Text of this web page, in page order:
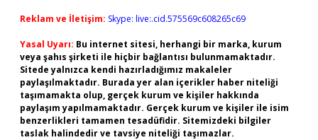
Reklam ve İletişim: Skype: live:.cid.575569c608265c69
Yasal Uyarı: Bu internet sitesi, herhangi bir marka, kurum
veya şahıs şirketi ile hiçbir bağlantısı bulunmamaktadır.
Sitede yalnızca kendi hazırladığımız makaleler
paylaşılmaktadır. Burada yer alan içerikler haber niteliği
taşımamakta olup, gerçek kurum ve kişiler hakkında
paylaşım yapılmamaktadır. Gerçek kurum ve kişiler ile isim
benzerlikleri tamamen tesadüfidir. Sitemizdeki bilgiler
taslak halindedir ve tavsiye niteliği taşımazlar.